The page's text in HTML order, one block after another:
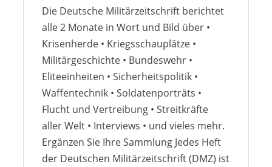
Die Deutsche Militärzeitschrift berichtet
alle 2 Monate in Wort und Bild über •
Krisenherde • Kriegsschauplätze •
Militärgeschichte • Bundeswehr •
Eliteeinheiten • Sicherheitspolitik •
Waffentechnik • Soldatenporträts •
Flucht und Vertreibung • Streitkräfte
aller Welt • Interviews • und vieles mehr.
Ergänzen Sie Ihre Sammlung Jedes Heft
der Deutschen Militärzeitschrift (DMZ) ist